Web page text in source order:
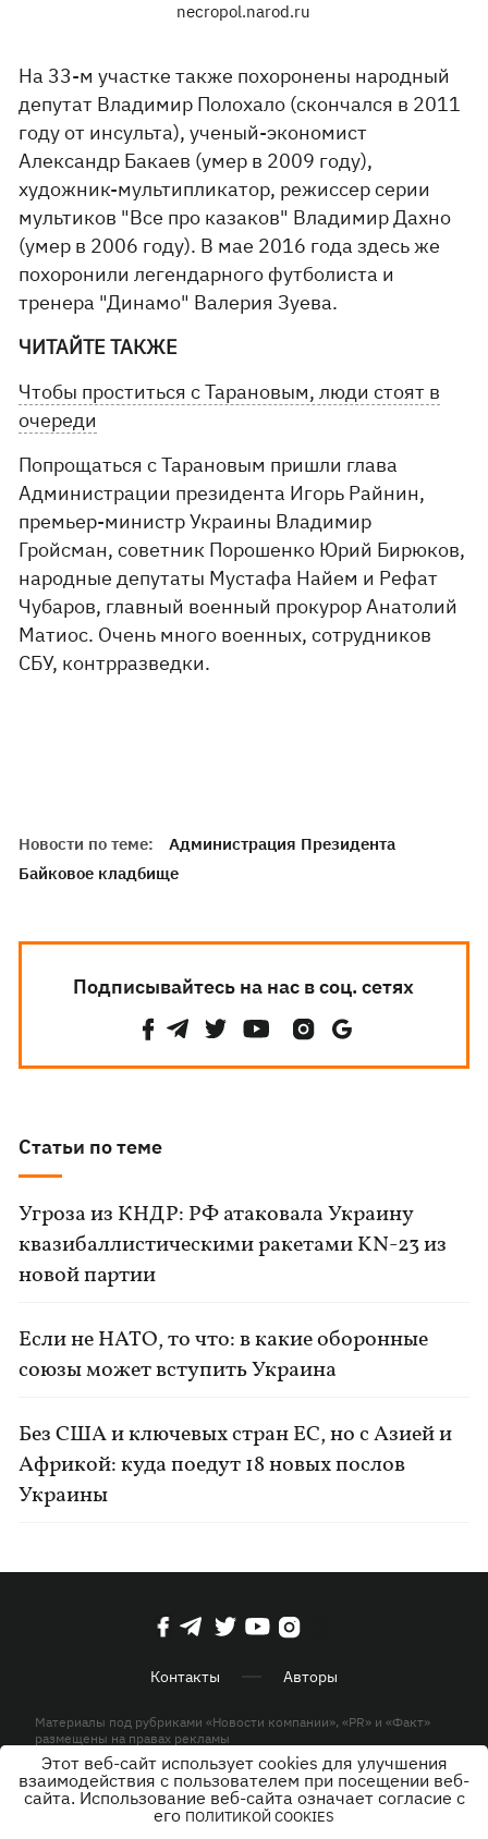
necropol.narod.ru
На 33-м участке также похоронены народный
депутат Владимир Полохало (скончался в 2011
году от инсульта), ученый-экономист
Александр Бакаев (умер в 2009 году),
художник-мультипликатор, режиссер серии
мультиков "Все про казаков" Владимир Дахно
(умер в 2006 году). В мае 2016 года здесь же
похоронили легендарного футболиста и
тренера "Динамо" Валерия Зуева.
ЧИТАЙТЕ ТАКЖЕ
Чтобы проститься с Тарановым, люди стоят в
очереди
Попрощаться с Тарановым пришли глава
Администрации президента Игорь Райнин,
премьер-министр Украины Владимир
Гройсман, советник Порошенко Юрий Бирюков,
народные депутаты Мустафа Найем и Рефат
Чубаров, главный военный прокурор Анатолий
Матиос. Очень много военных, сотрудников
СБУ, контрразведки.
Новости по теме:
Администрация Президента
Байковое кладбище
Подписывайтесь на нас в соц. сетях
Статьи по теме
Угроза из КНДР: РФ атаковала Украину
квазибаллистическими ракетами KN-23 из
новой партии
Если не НАТО, то что: в какие оборонные
союзы может вступить Украина
Без США и ключевых стран ЕС, но с Азией и
Африкой: куда поедут 18 новых послов
Украины
Контакты Авторы
Материалы под рубриками «Новости компании», «PR» и «Факт»
размещены на правах рекламы
Использование материалов разрешается при размещении
активной гиперссылки на KP.UA в первом абзаце.
© ООО «ЮЛАВ МЕДИА»,2026. Все права защищены.
Этот веб-сайт использует cookies для улучшения
взаимодействия с пользователем при посещении веб-
сайта. Использование веб-сайта означает согласие с
его ПОЛИТИКОЙ COOKIES